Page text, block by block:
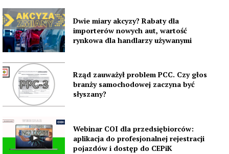
Dwie miary akcyzy? Rabaty dla
importerów nowych aut, wartość
rynkowa dla handlarzy używanymi
Rząd zauważył problem PCC. Czy głos
branży samochodowej zaczyna być
słyszany?
Webinar COI dla przedsiębiorców:
aplikacja do profesjonalnej rejestracji
pojazdów i dostęp do CEPiK